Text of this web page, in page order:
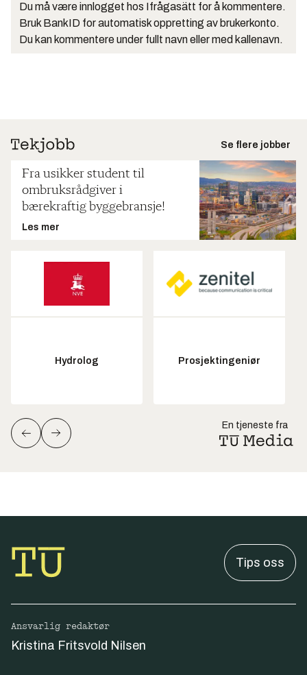
Du må være innlogget hos Ifrågasätt for å kommentere.
Bruk BankID for automatisk oppretting av brukerkonto.
Du kan kommentere under fullt navn eller med kallenavn.
Se flere jobber
Fra usikker student til
ombruksrådgiver i
bærekraftig byggebransje!
Les mer
Hydrolog Prosjektingeniør
En tjeneste fra
Tips oss
Ansvarlig redaktør
Kristina Fritsvold Nilsen